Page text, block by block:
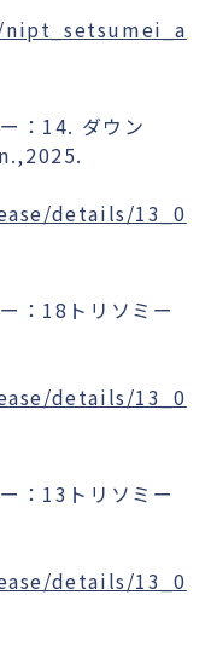
：14. ダウン
details/13_0
：18トリソミー
details/13_0
：13トリソミー
details/13_0